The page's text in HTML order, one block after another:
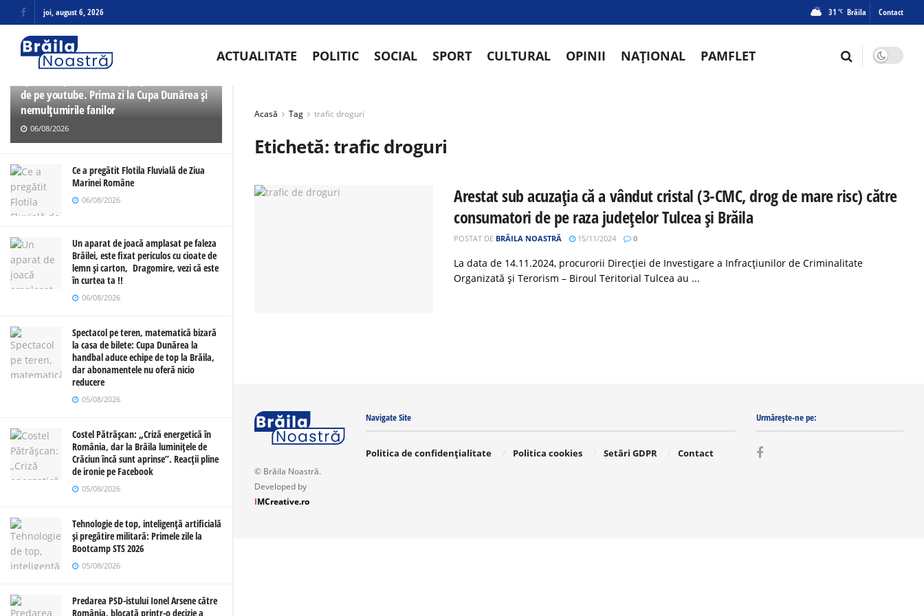
ULTIMELE TRENDING
de pe youtube. Prima zi la Cupa Dunărea și
nemulțumirile fanilor
06/08/2026
Ce a pregătit Flotila Fluvială de Ziua
Marinei Române
06/08/2026
Un aparat de joacă amplasat pe faleza
Brăilei, este fixat periculos cu cioate de
lemn și carton, Dragomire, vezi că este
în curtea ta !!
06/08/2026
Spectacol pe teren, matematică bizară
la casa de bilete: Cupa Dunărea la
handbal aduce echipe de top la Brăila,
dar abonamentele nu oferă nicio
reducere
05/08/2026
Costel Pătrășcan: „Criză energetică în
România, dar la Brăila luminițele de
Crăciun încă sunt aprinse”. Reacții pline
de ironie pe Facebook
05/08/2026
Tehnologie de top, inteligență artificială
și pregătire militară: Primele zile la
Bootcamp STS 2026
05/08/2026
Predarea PSD-istului Ionel Arsene către
România, blocată printr-o decizie a
joi, august 6, 2026 31 °C Brăila Contact
ACTUALITATE POLITIC SOCIAL SPORT CULTURAL OPINII NAȚIONAL PAMFLET
Acasă Tag trafic droguri
Etichetă:trafic droguri
Arestat sub acuzația că a vândut cristal (3-CMC, drog de mare risc) către
consumatori de pe raza județelor Tulcea și Brăila
POSTAT DE BRĂILA NOASTRĂ 15/11/2024 0
La data de 14.11.2024, procurorii Direcției de Investigare a Infracțiunilor de Criminalitate
Organizată și Terorism – Biroul Teritorial Tulcea au ...
© Brăila Noastră.
Developed by
IMCreative.ro
Navigate Site
Politica de confidențialitate Politica cookies Setări GDPR Contact
Urmărește-ne pe: